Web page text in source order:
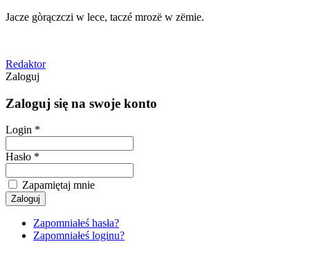
Jacze gòrączczi w lece, taczé mrozë w zëmie.
Redaktor
Zaloguj
Zaloguj się na swoje konto
Login *
Hasło *
Zapamiętaj mnie
Zapomniałeś hasła?
Zapomniałeś loginu?